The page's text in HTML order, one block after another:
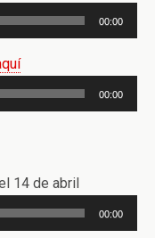
00:00
00:00
14 de abril
00:00